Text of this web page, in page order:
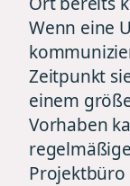
Wenn eine
Zeitpunkt
einem
Vorhaben
Projektbüro